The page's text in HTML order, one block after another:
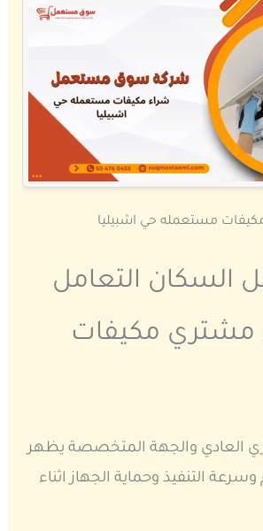
مستعمله حي اشبيليا
السكان التعامل
مكيفات
العادي والجهة المتخصصة يظهر
التنفيذ وحماية الجهاز اثناء